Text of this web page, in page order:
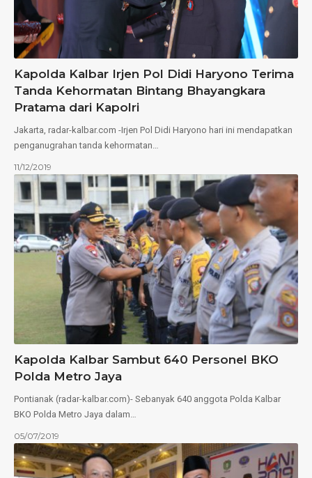
Kapolda Kalbar Irjen Pol Didi Haryono Terima
Tanda Kehormatan Bintang Bhayangkara
Pratama dari Kapolri
Jakarta, radar-kalbar.com -Irjen Pol Didi Haryono hari ini mendapatkan
penganugrahan tanda kehormatan…
11/12/2019
Kapolda Kalbar Sambut 640 Personel BKO
Polda Metro Jaya
Pontianak (radar-kalbar.com)- Sebanyak 640 anggota Polda Kalbar
BKO Polda Metro Jaya dalam…
05/07/2019